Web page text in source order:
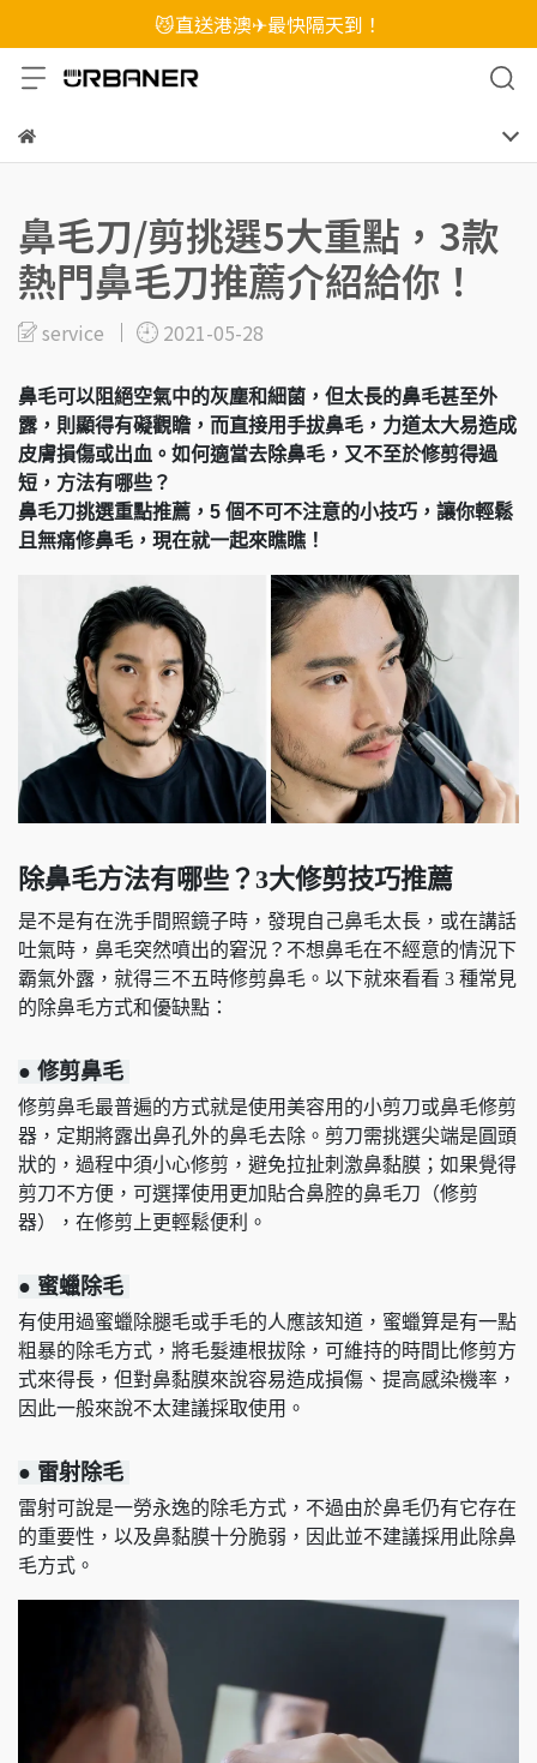
😼直送港澳✈最快隔天到！
鼻毛刀/剪挑選5大重點，3款
熱門鼻毛刀推薦介紹給你！
service 2021-05-28
鼻毛可以阻絕空氣中的灰塵和細菌，但太長的鼻毛甚至外
露，則顯得有礙觀瞻，而直接用手拔鼻毛，力道太大易造成
皮膚損傷或出血。如何適當去除鼻毛，又不至於修剪得過
短，方法有哪些？
鼻毛刀挑選重點推薦，5 個不可不注意的小技巧，讓你輕鬆
且無痛修鼻毛，現在就一起來瞧瞧！
除鼻毛方法有哪些？3大修剪技巧推薦
是不是有在洗手間照鏡子時，發現自己鼻毛太長，或在講話
吐氣時，鼻毛突然噴出的窘況？不想鼻毛在不經意的情況下
霸氣外露，就得三不五時修剪鼻毛。以下就來看看 3 種常見
的除鼻毛方式和優缺點：
● 修剪鼻毛
修剪鼻毛最普遍的方式就是使用美容用的小剪刀或鼻毛修剪
器，定期將露出鼻孔外的鼻毛去除。剪刀需挑選尖端是圓頭
狀的，過程中須小心修剪，避免拉扯刺激鼻黏膜；如果覺得
剪刀不方便，可選擇使用更加貼合鼻腔的鼻毛刀（修剪
器），在修剪上更輕鬆便利。
● 蜜蠟除毛
有使用過蜜蠟除腿毛或手毛的人應該知道，蜜蠟算是有一點
粗暴的除毛方式，將毛髮連根拔除，可維持的時間比修剪方
式來得長，但對鼻黏膜來說容易造成損傷、提高感染機率，
因此一般來說不太建議採取使用。
● 雷射除毛
雷射可說是一勞永逸的除毛方式，不過由於鼻毛仍有它存在
的重要性，以及鼻黏膜十分脆弱，因此並不建議採用此除鼻
毛方式。